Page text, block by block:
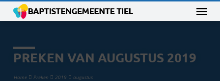
PREKEN VAN AUGUSTUS 2019
Home Preken 2019 augustus